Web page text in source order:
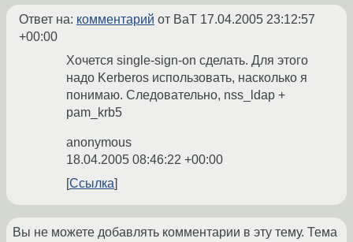
Ответ на: комментарий от BaT 17.04.2005 23:12:57
+00:00
Хочется single-sign-on сделать. Для этого
надо Kerberos использовать, насколько я
понимаю. Следовательно, nss_ldap +
pam_krb5
anonymous
18.04.2005 08:46:22 +00:00
Ссылка
Вы не можете добавлять комментарии в эту тему. Тема